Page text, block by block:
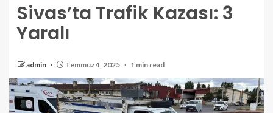
Sivas’ta Trafik Kazası: 3
Yaralı
admin Temmuz 4, 2025 1 min read